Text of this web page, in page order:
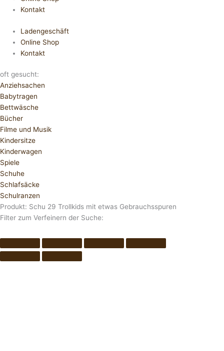
Kontakt
Ladengeschäft
Online Shop
Kontakt
oft gesucht:
Anziehsachen
Babytragen
Bettwäsche
Bücher
Filme und Musik
Kindersitze
Kinderwagen
Spiele
Schuhe
Schlafsäcke
Schulranzen
Produkt: Schu 29 Trollkids mit etwas Gebrauchsspuren
Filter zum Verfeinern der Suche: